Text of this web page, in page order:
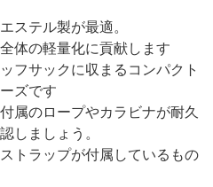
ステル製が最適。
体の軽量化に貢献します
フサックに収まるコンパクト
ズです
付属のロープやカラビナが耐久
しましょう。
トラップが付属しているもの